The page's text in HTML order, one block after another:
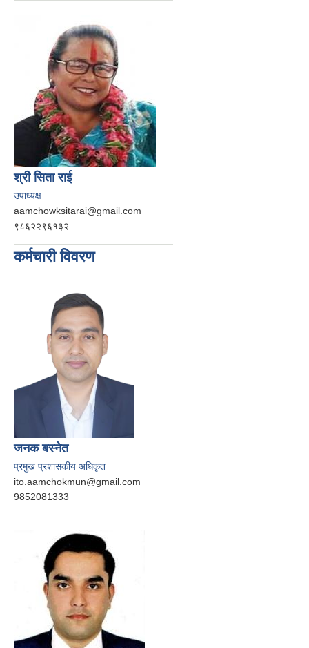
श्री सिता राई
उपाध्यक्ष
aamchowksitarai@gmail.com
९८६२२९६१३२
कर्मचारी विवरण
जनक बस्‍नेत
प्रमुख प्रशासकीय अधिकृत
ito.aamchokmun@gmail.com
9852081333